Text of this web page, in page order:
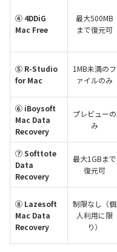
④ 4DDiG
Mac Free
最大500MB
まで復元可
⑤ R-Studio
for Mac
1MB未満のフ
ァイルのみ
⑥ iBoysoft
Mac Data
Recovery
プレビューの
み
⑦ Softtote
Data
Recovery
最大1GBまで
復元可
⑧ Lazesoft
Mac Data
Recovery
制限なし（個
人利用に限
り）